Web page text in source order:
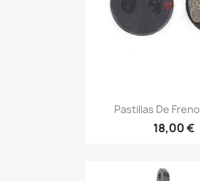
Vista
Pastillas De
18,00 €